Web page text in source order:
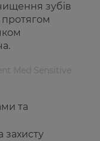
зубів
та
захисту